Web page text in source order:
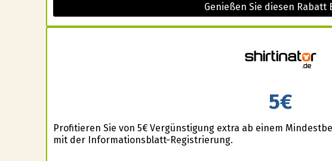
Genießen Sie diesen Rabatt
5€
Profitieren Sie von 5€ Vergünstigung extra ab einem
mit der Informationsblatt-Registrierung.